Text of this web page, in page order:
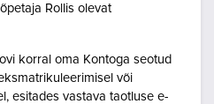
Rollis olevat
korral oma Kontoga seotud
või
esitades vastava taotluse e-